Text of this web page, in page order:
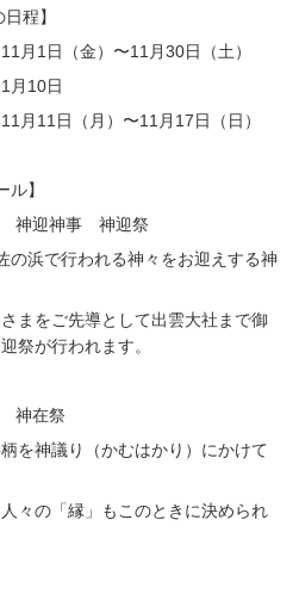
程】
11月 1日（金）〜11月30日（土）
月 10日
11月 11日（月）〜11月 17日（日）
】
神迎神事 神迎祭
の浜で行われる神々をお迎えする神
まをご先導として出雲大社まで御
祭が行われます。
神在祭
を神議り（かむはかり）にかけて
々の「縁」もこのときに決められ